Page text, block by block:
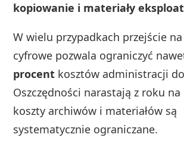
kopiowanie i materiały
W wielu przypadkach przejście
cyfrowe pozwala ograniczyć
procent kosztów administracji
Oszczędności narastają z roku
koszty archiwów i materiałów są
systematycznie ograniczane.